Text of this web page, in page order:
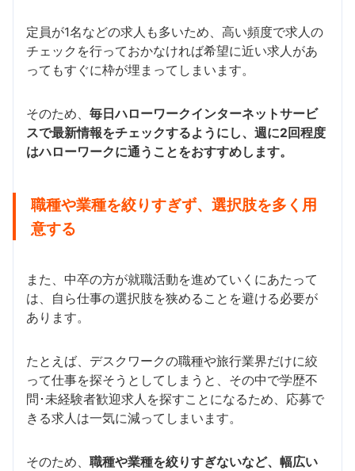
定員が1名などの求人も多いため、高い頻度で求人の
チェックを行っておかなければ希望に近い求人があ
ってもすぐに枠が埋まってしまいます。
そのため、 毎日ハローワークインターネットサービ
スで最新情報をチェックするようにし、週に2回程度
はハローワークに通うことをおすすめします。
職種や業種を絞りすぎず、選択肢を多く用
意する
また、中卒の方が就職活動を進めていくにあたって
は、自ら仕事の選択肢を狭めることを避ける必要が
あります。
たとえば、デスクワークの職種や旅行業界だけに絞
って仕事を探そうとしてしまうと、その中で学歴不
問･未経験者歓迎求人を探すことになるため、応募で
きる求人は一気に減ってしまいます。
そのため、 職種や業種を絞りすぎないなど、幅広い